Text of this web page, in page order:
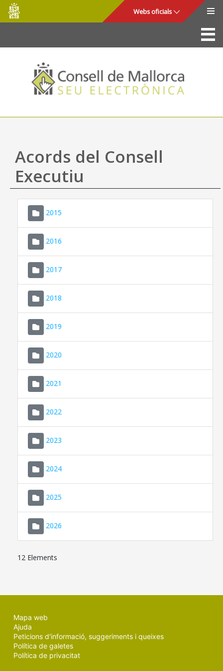
Salta al contingut principal
Consell
de
Mallorca
Webs oficials
La Seu
Consell de Mallorca
Accés i seguretat
Utilitats
Ajuda
Acords del Consell
Executiu
2015
2016
2017
2018
2019
2020
2021
2022
2023
2024
2025
2026
12 Elements
Mapa web
Ajuda
Peticions d'informació, suggeriments i queixes
Política de galetes
Política de privacitat